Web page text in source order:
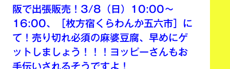
阪で出張販売！3/8（日）10:00～
16:00、［枚方宿くらわんか五六市］に
て！売り切れ必須の麻婆豆腐、早めにゲ
ットしましょう！！！ヨッピーさんもお
手伝いされるそうですよ！